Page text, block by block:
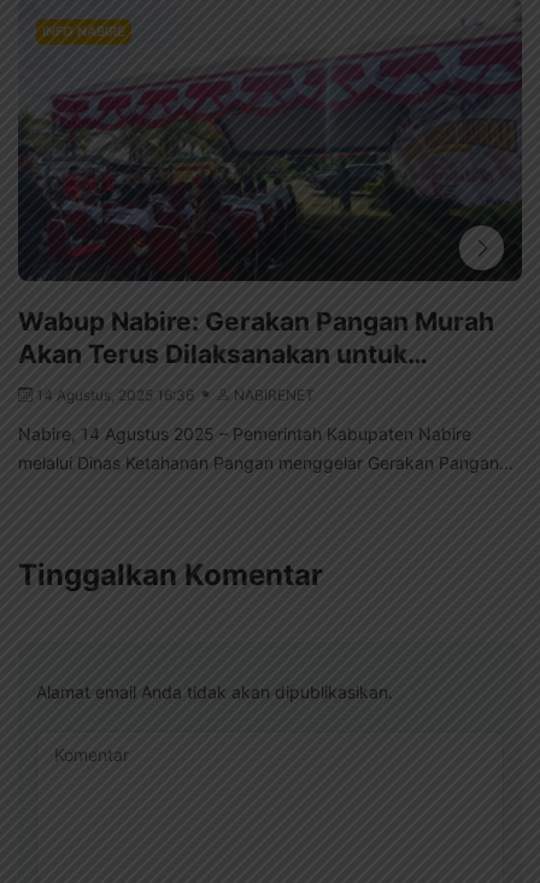
INFO NABIRE
Wabup Nabire: Gerakan Pangan Murah
Akan Terus Dilaksanakan untuk…
14 Agustus, 2025 16:36 NABIRENET
Nabire, 14 Agustus 2025 – Pemerintah Kabupaten Nabire
melalui Dinas Ketahanan Pangan menggelar Gerakan Pangan...
Tinggalkan Komentar
Alamat email Anda tidak akan dipublikasikan.
Komentar